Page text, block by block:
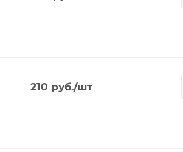
210 руб./шт